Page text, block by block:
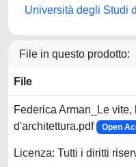
Università degli Studi
File in questo prodotto:
File
Federica Arman_Le
d'architettura.pdf
Open
Licenza: Tutti i diritti